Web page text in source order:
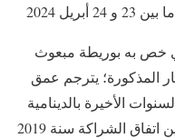
2024
خص به بوريطة مبعوث
المذكورة؛ يترجم عمق
الأخيرة بالدينامية
والحركية غير مسبوقة منذ توقيع البلدين اتفاق الشراكة سنة 2019